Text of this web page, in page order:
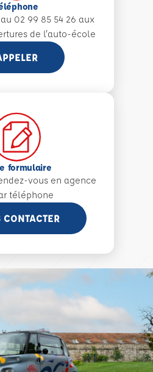
02 99 85 54 26 aux
de l'auto-école
formulaire
vous en agence
téléphone
CONTACTER